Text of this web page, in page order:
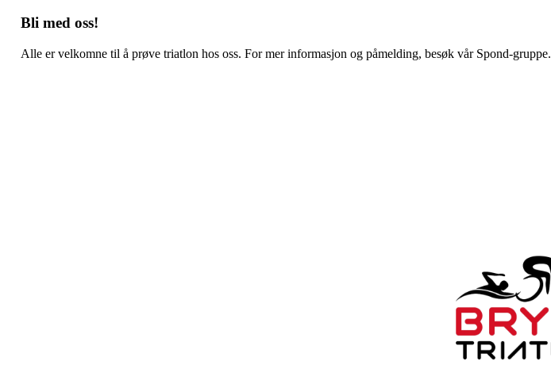
Bli med oss!
Alle er velkomne til å prøve triatlon hos oss. For mer informasjon og påmelding, besøk vår Spond-gruppe.